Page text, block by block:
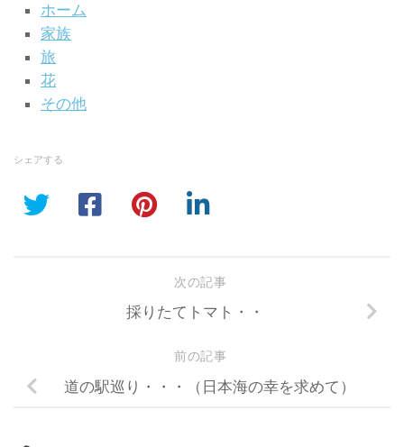
ホーム
家族
旅
花
その他
シェアする
次の記事
採りたてトマト・・
前の記事
道の駅巡り・・・（日本海の幸を求めて）